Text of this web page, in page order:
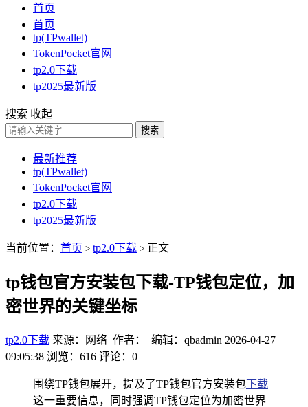
首页
首页
tp(TPwallet)
TokenPocket官网
tp2.0下载
tp2025最新版
搜索 收起
搜索
最新推荐
tp(TPwallet)
TokenPocket官网
tp2.0下载
tp2025最新版
当前位置： 首页 > tp2.0下载 > 正文
tp钱包官方安装包下载-TP钱包定位，加
密世界的关键坐标
tp2.0下载 来源：网络 作者： 编辑：qbadmin 2026-04-27
09:05:38 浏览：616 评论：0
围绕TP钱包展开，提及了TP钱包官方安装包下载
这一重要信息，同时强调TP钱包定位为加密世界